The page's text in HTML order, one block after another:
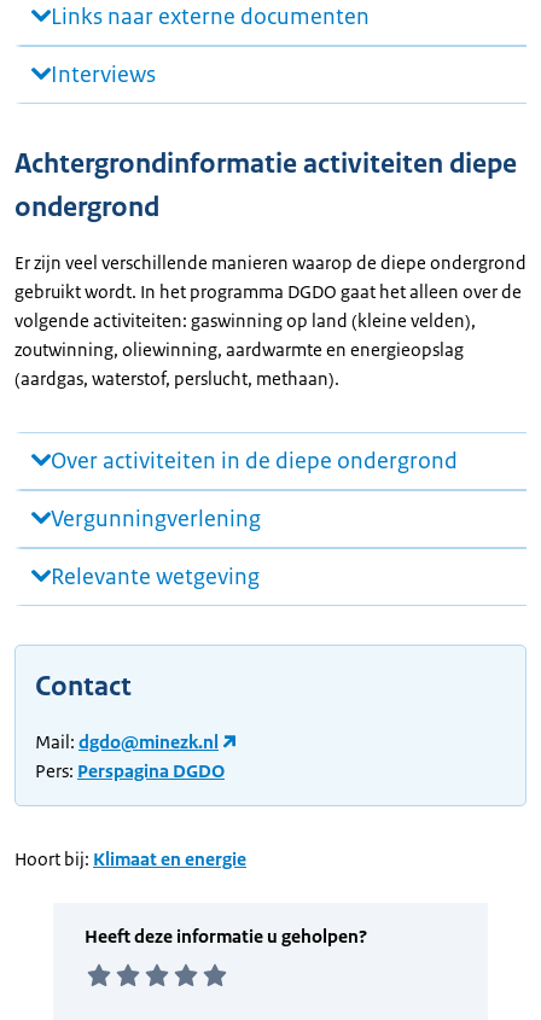
Links naar externe documenten
Interviews
Achtergrondinformatie activiteiten diepe
ondergrond
Er zijn veel verschillende manieren waarop de diepe ondergrond
gebruikt wordt. In het programma DGDO gaat het alleen over de
volgende activiteiten: gaswinning op land (kleine velden),
zoutwinning, oliewinning, aardwarmte en energieopslag
(aardgas, waterstof, perslucht, methaan).
Over activiteiten in de diepe ondergrond
Vergunningverlening
Relevante wetgeving
Contact
Mail: dgdo@minezk.nl
Pers: Perspagina DGDO
Hoort bij: Klimaat en energie